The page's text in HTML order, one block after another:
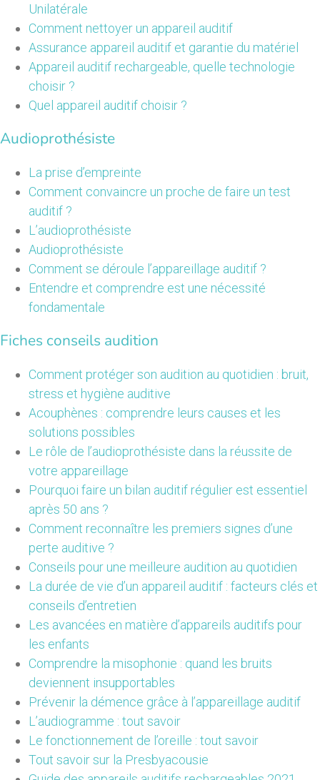
Unilatérale
Comment nettoyer un appareil auditif
Assurance appareil auditif et garantie du matériel
Appareil auditif rechargeable, quelle technologie
choisir ?
Quel appareil auditif choisir ?
Audioprothésiste
La prise d’empreinte
Comment convaincre un proche de faire un test
auditif ?
L’audioprothésiste
Audioprothésiste
Comment se déroule l’appareillage auditif ?
Entendre et comprendre est une nécessité
fondamentale
Fiches conseils audition
Comment protéger son audition au quotidien : bruit,
stress et hygiène auditive
Acouphènes : comprendre leurs causes et les
solutions possibles
Le rôle de l’audioprothésiste dans la réussite de
votre appareillage
Pourquoi faire un bilan auditif régulier est essentiel
après 50 ans ?
Comment reconnaître les premiers signes d’une
perte auditive ?
Conseils pour une meilleure audition au quotidien
La durée de vie d’un appareil auditif : facteurs clés et
conseils d’entretien
Les avancées en matière d’appareils auditifs pour
les enfants
Comprendre la misophonie : quand les bruits
deviennent insupportables
Prévenir la démence grâce à l’appareillage auditif
L’audiogramme : tout savoir
Le fonctionnement de l’oreille : tout savoir
Tout savoir sur la Presbyacousie